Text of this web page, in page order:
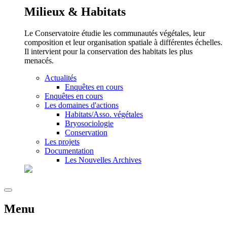
Milieux & Habitats
Le Conservatoire étudie les communautés végétales, leur
composition et leur organisation spatiale à différentes échelles.
Il intervient pour la conservation des habitats les plus
menacés.
Actualités
Enquêtes en cours
Enquêtes en cours
Les domaines d'actions
Habitats/Asso. végétales
Bryosociologie
Conservation
Les projets
Documentation
Les Nouvelles Archives
Menu